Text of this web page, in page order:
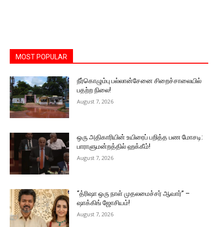
MOST POPULAR
நீர்கொழும்பு பல்லான்சேனை சிறைச்சாலையில்
பதற்ற நிலை!
August 7, 2026
ஒரு அதிகாரியின் உயிரைப் பறித்த பண மோசடி:
பாராளுமன்றத்தில் ஹக்கீம்!
August 7, 2026
“த்ரிஷா ஒரு நாள் முதலமைச்சர் ஆவார்” –
ஷாக்கிங் ஜோசியம்!
August 7, 2026